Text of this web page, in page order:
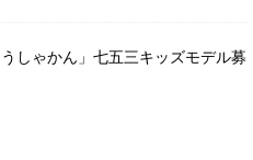
しゃかん」七五三キッズモデル募